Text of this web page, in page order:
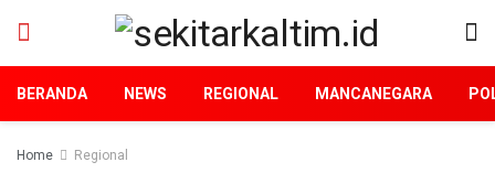
BERANDA NEWS REGIONAL MANCANEGARA
Home Regional